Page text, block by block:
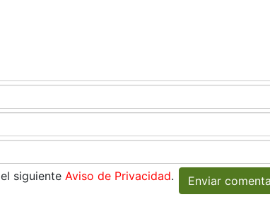
siguiente Aviso de Privacidad. Enviar